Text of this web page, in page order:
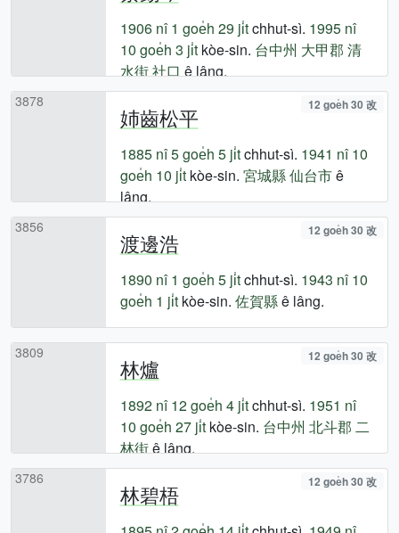
1906 nî 1 goe̍h 29 ji̍tchhut-sì. 1995 nî
10 goe̍h 3 ji̍tkòe-sin. 台中州 大甲郡 清
水街社口ê lâng.
3878
姉齒松平 12 goe̍h 30 改
1885 nî5 goe̍h 5 ji̍tchhut-sì. 1941 nî 10
goe̍h 10 ji̍tkòe-sin. 宮城縣仙台市ê
lâng.
3856
渡邊浩 12 goe̍h 30 改
1890 nî 1 goe̍h 5 ji̍tchhut-sì. 1943 nî 10
goe̍h 1 ji̍tkòe-sin. 佐賀縣ê lâng.
3809
林爐 12 goe̍h 30 改
1892 nî 12 goe̍h 4 ji̍tchhut-sì. 1951 nî
10 goe̍h 27 ji̍tkòe-sin. 台中州 北斗郡 二
林街ê lâng.
3786
林碧梧 12 goe̍h 30 改